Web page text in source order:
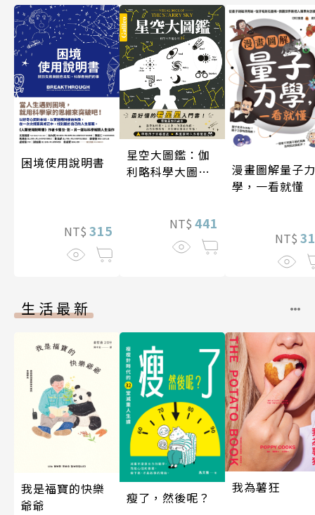
困境使用說明書
NT$ 315
星空大圖鑑：伽
利略科學大圖鑑
NT$ 441
漫畫圖解量子力
學，一看就懂
NT$
生活最新
我是福寶的快樂
爺爺
瘦了，然後呢？
我為薯狂